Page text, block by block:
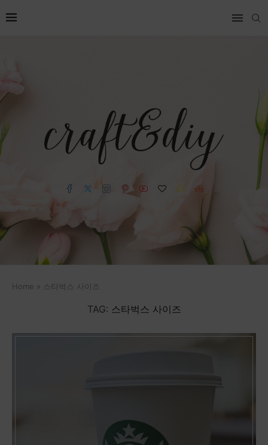
Home » 스타벅스 사이즈
TAG: 스타벅스 사이즈